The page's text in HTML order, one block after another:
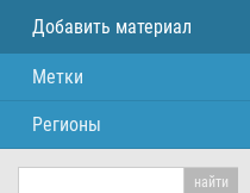
Добавить материал
Метки
Регионы